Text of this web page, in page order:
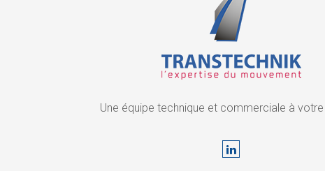
Une équipe technique et commerciale à